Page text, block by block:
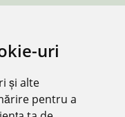
uri
și alte
pentru a